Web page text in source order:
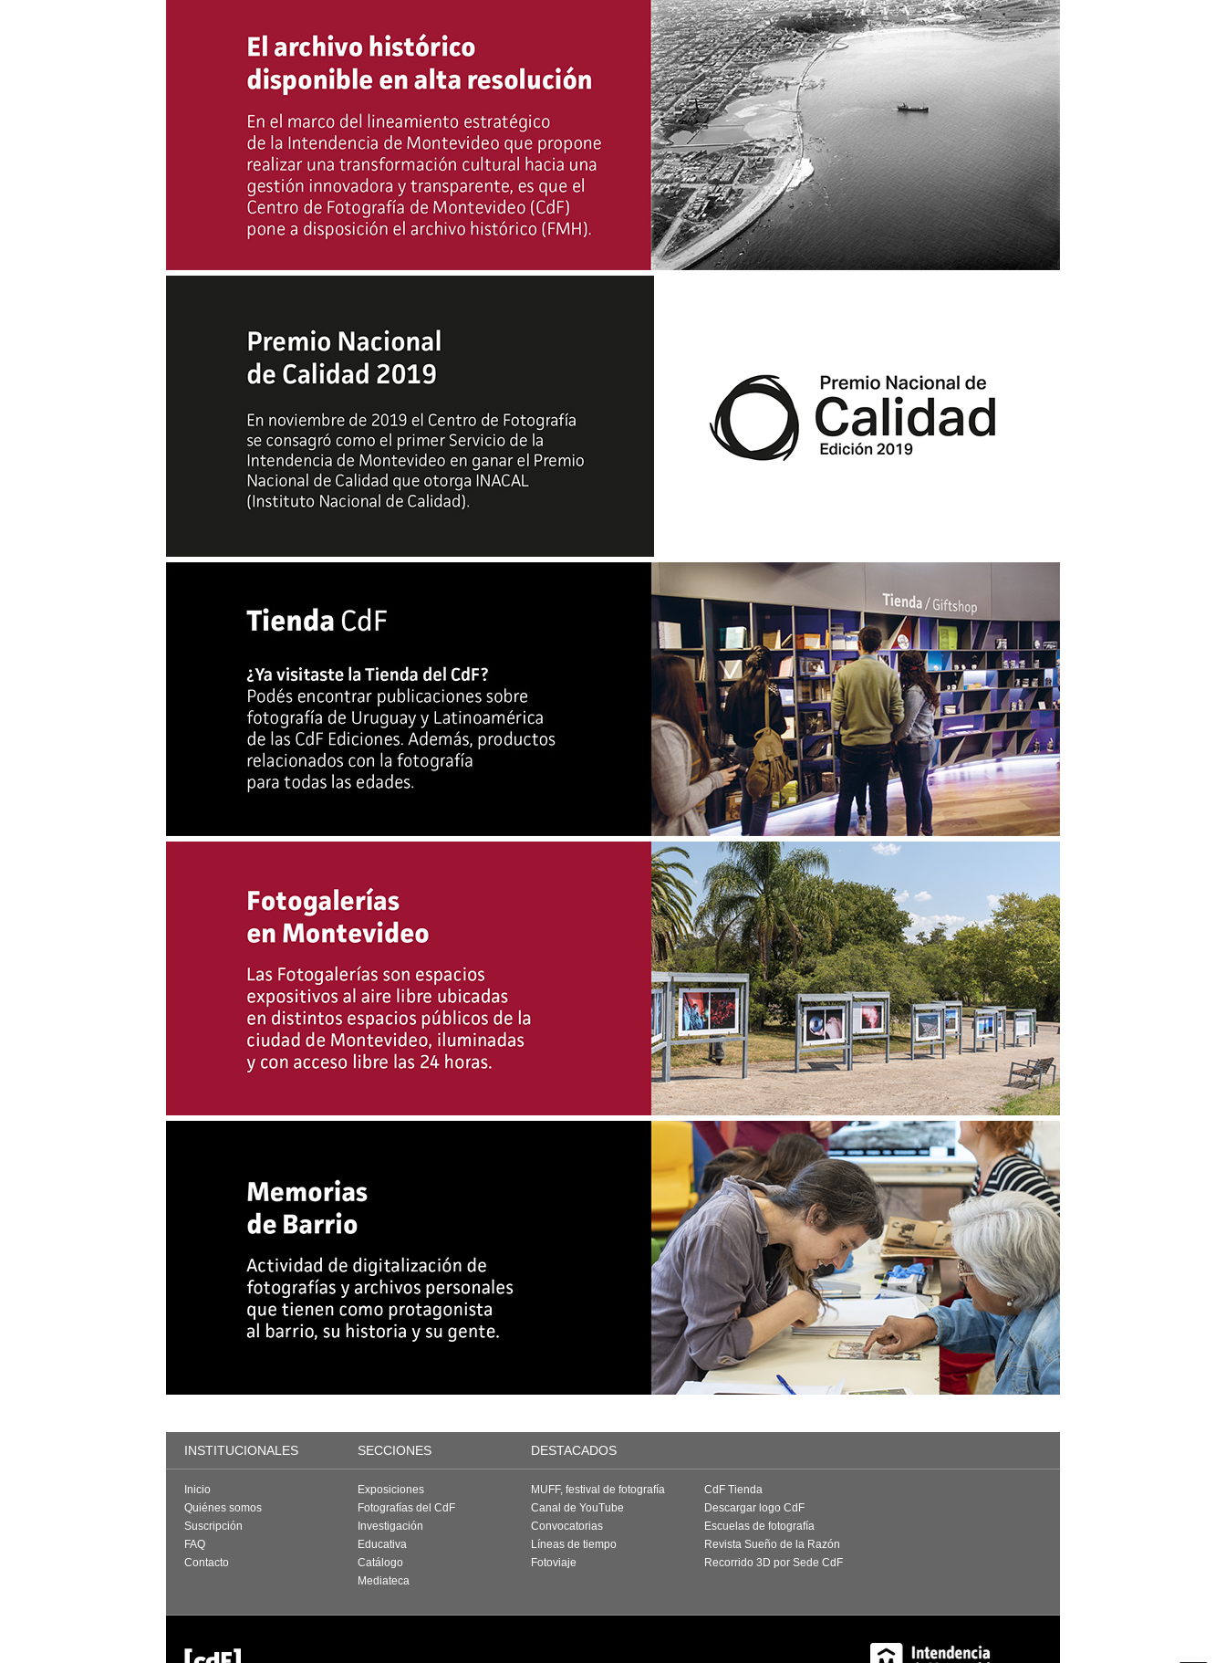
INSTITUCIONALES SECCIONES DESTACADOS
Inicio
Quiénes somos
Suscripción
FAQ
Contacto
Exposiciones
Fotografías del CdF
Investigación
Educativa
Catálogo
Mediateca
MUFF, festival de fotografía
Canal de YouTube
Convocatorias
Líneas de tiempo
Fotoviaje
CdF Tienda
Descargar logo CdF
Escuelas de fotografía
Revista Sueño de la Razón
Recorrido 3D por Sede CdF